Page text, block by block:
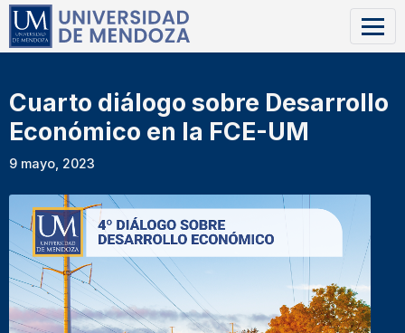
Cuarto diálogo sobre Desarrollo
Económico en la FCE-UM
9 mayo, 2023